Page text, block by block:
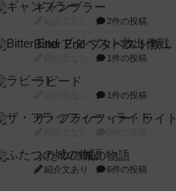
ギャンブラー
2件の投稿
Bitter End ブタペスト救出作戦
1件の投稿
ラピード
1件の投稿
ザ・フラッフィー・ライト
ふたつの城の物語
紹介文あり 6件の投稿